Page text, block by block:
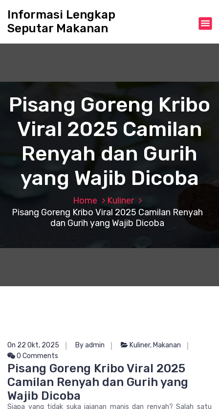
o
Informasi Lengkap
Seputar Makanan
Pisang Goreng Kribo
Viral 2025 Camilan
Renyah dan Gurih
yang Wajib Dicoba
Home
Kuliner
Pisang Goreng Kribo Viral 2025 Camilan Renyah
dan Gurih yang Wajib Dicoba
On 22 Okt, 2025 By admin Kuliner, Makanan
0 Comments
Pisang Goreng Kribo Viral 2025
Camilan Renyah dan Gurih yang
Wajib Dicoba
Siapa yang tidak suka jajanan manis dan renyah? Salah satu